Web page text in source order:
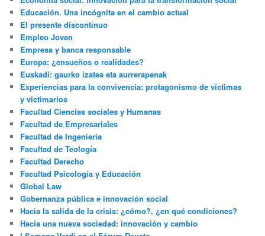
Educación. Una incógnita en el cambio actual
El presente discontinuo
Empleo Joven
Empresa y banca responsable
Europa: ¿ensueños o realidades?
Euskadi: gaurko izatea eta aurrerapenak
Experiencias para la convivencia: protagonismo de víctimas
y victimarios
Facultad Ciencias sociales y Humanas
Facultad de Empresariales
Facultad de Ingeniería
Facultad de Teología
Facultad Derecho
Facultad Psicología y Educación
Global Law
Gobernanza pública e innovación social
Hacia la salida de la crisis: ¿cómo?, ¿en qué condiciones?
Hacia una nueva sociedad: innovación y cambio